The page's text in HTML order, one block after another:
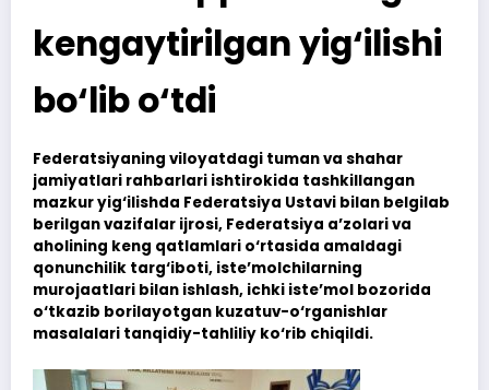
kengaytirilgan yig‘ilishi
bo‘lib o‘tdi
Federatsiyaning viloyatdagi tuman va shahar
jamiyatlari rahbarlari ishtirokida tashkillangan
mazkur yig‘ilishda Federatsiya Ustavi bilan belgilab
berilgan vazifalar ijrosi, Federatsiya a’zolari va
aholining keng qatlamlari o‘rtasida amaldagi
qonunchilik targ‘iboti, iste’molchilarning
murojaatlari bilan ishlash, ichki iste’mol bozorida
o‘tkazib borilayotgan kuzatuv-o‘rganishlar
masalalari tanqidiy-tahliliy ko‘rib chiqildi.